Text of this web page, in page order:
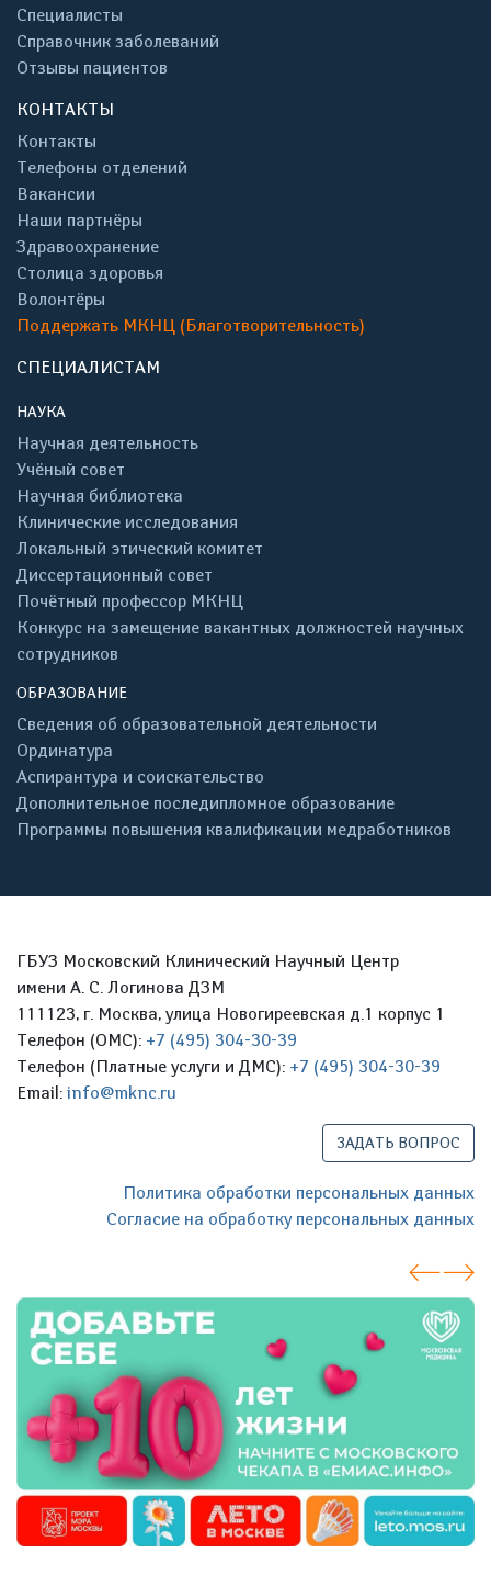
Специалисты
Справочник заболеваний
Отзывы пациентов
КОНТАКТЫ
Контакты
Телефоны отделений
Вакансии
Наши партнёры
Здравоохранение
Столица здоровья
Волонтёры
Поддержать МКНЦ (Благотворительность)
СПЕЦИАЛИСТАМ
НАУКА
Научная деятельность
Учёный совет
Научная библиотека
Клинические исследования
Локальный этический комитет
Диссертационный совет
Почётный профессор МКНЦ
Конкурс на замещение вакантных должностей научных
сотрудников
ОБРАЗОВАНИЕ
Сведения об образовательной деятельности
Ординатура
Аспирантура и соискательство
Дополнительное последипломное образование
Программы повышения квалификации медработников
ГБУЗ Московский Клинический Научный Центр
имени А. С. Логинова ДЗМ
111123, г. Москва, улица Новогиреевская д.1 корпус 1
Телефон (ОМС): +7 (495) 304-30-39
Телефон (Платные услуги и ДМС): +7 (495) 304-30-39
Email: info@mknc.ru
ЗАДАТЬ ВОПРОС
Политика обработки персональных данных
Согласие на обработку персональных данных